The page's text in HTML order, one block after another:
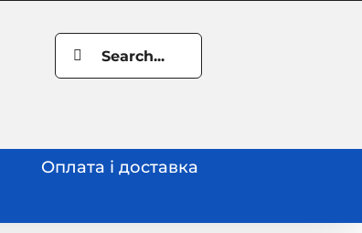
Search
for:
Оплата і доставка